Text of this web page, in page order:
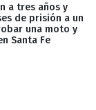
a tres años y
de prisión a un
una moto y
Santa Fe